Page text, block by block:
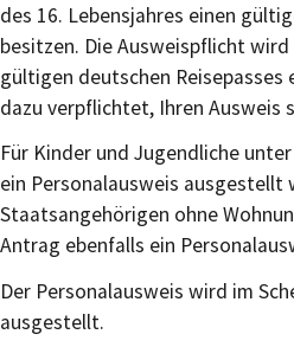
des 16. Lebensjahres einen
besitzen. Die Ausweispflicht
gültigen deutschen Reisepasses
dazu verpflichtet, Ihren Ausweis
Für Kinder und Jugendliche
ein Personalausweis ausgestellt
Staatsangehörigen ohne
Antrag ebenfalls ein
Der Personalausweis wird im
ausgestellt.